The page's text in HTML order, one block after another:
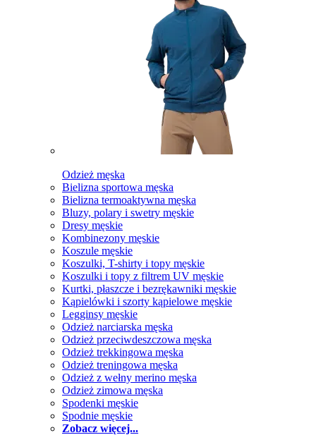
Odzież męska
Bielizna sportowa męska
Bielizna termoaktywna męska
Bluzy, polary i swetry męskie
Dresy męskie
Kombinezony męskie
Koszule męskie
Koszulki, T-shirty i topy męskie
Koszulki i topy z filtrem UV męskie
Kurtki, płaszcze i bezrękawniki męskie
Kąpielówki i szorty kąpielowe męskie
Legginsy męskie
Odzież narciarska męska
Odzież przeciwdeszczowa męska
Odzież trekkingowa męska
Odzież treningowa męska
Odzież z wełny merino męska
Odzież zimowa męska
Spodenki męskie
Spodnie męskie
Zobacz więcej...